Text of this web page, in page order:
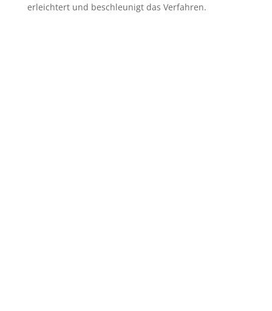
erleichtert und beschleunigt das Verfahren.